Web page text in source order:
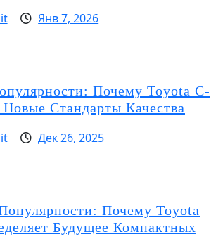
Янв 7, 2026
Почему Toyota C-
Новые Стандарты Качества
Дек 26, 2025
Почему Toyota
Будущее Компактных